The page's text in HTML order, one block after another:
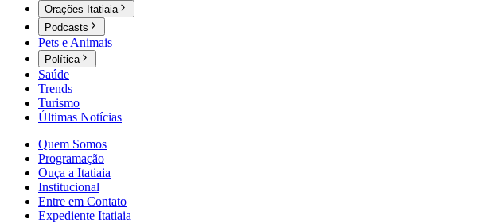
Orações Itatiaia
Podcasts
Pets e Animais
Política
Saúde
Trends
Turismo
Últimas Notícias
Quem Somos
Programação
Ouça a Itatiaia
Institucional
Entre em Contato
Expediente Itatiaia